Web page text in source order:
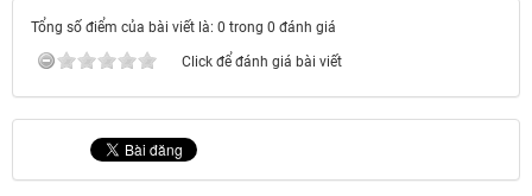
Tổng số điểm của bài viết là: 0 trong 0 đánh giá
Click để đánh giá bài viết